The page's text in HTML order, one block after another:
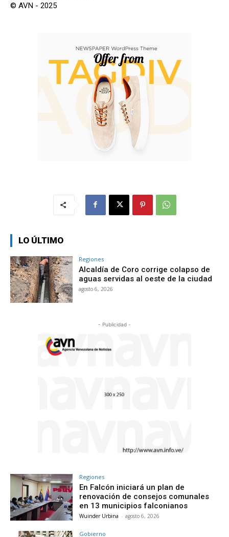
© AVN - 2025
LO ÚLTIMO
Regiones
Alcaldía de Coro corrige colapso de
aguas servidas al oeste de la ciudad
agosto 6, 2026
- Publicidad -
Regiones
En Falcón iniciará un plan de
renovación de consejos comunales
en 13 municipios falconianos
Wuinder Urbina - agosto 6, 2026
Gobierno